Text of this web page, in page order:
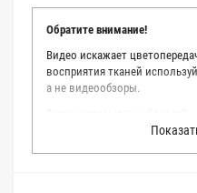
Обратите внимание!
Видео искажает
восприятия тканей
а не видеообзоры.
Мы делаем все возможное,
ткани из нашего каталога.